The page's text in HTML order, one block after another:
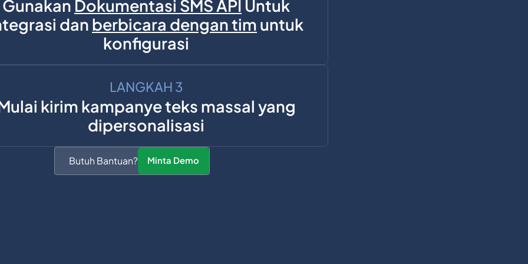
Gunakan Dokumentasi SMS API Untuk
dan berbicara dengan tim untuk
konfigurasi
LANGKAH 3
kirim kampanye teks massal yang
dipersonalisasi
Butuh Bantuan? Minta Demo